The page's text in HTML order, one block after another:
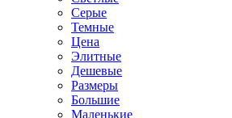
Серые
Темные
Цена
Элитные
Дешевые
Размеры
Большие
Маленькие